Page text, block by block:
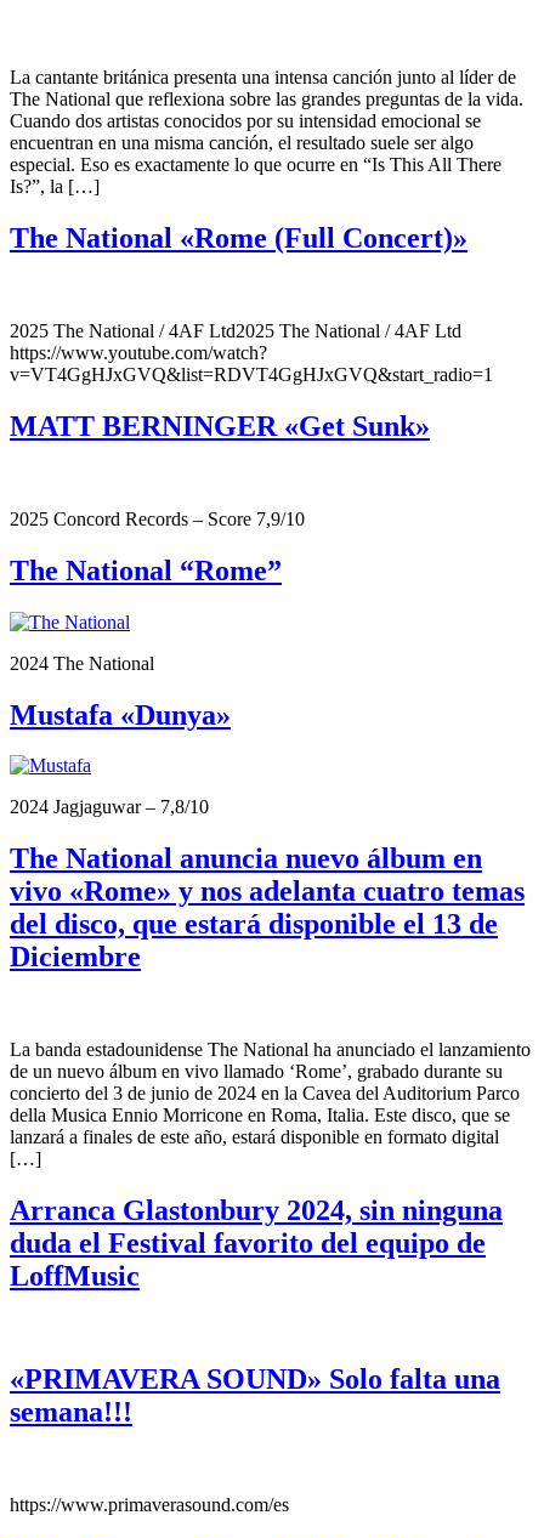
La cantante británica presenta una intensa canción junto al líder de
The National que reflexiona sobre las grandes preguntas de la vida.
Cuando dos artistas conocidos por su intensidad emocional se
encuentran en una misma canción, el resultado suele ser algo
especial. Eso es exactamente lo que ocurre en “Is This All There
Is?”, la […]
The National «Rome (Full Concert)»
2025 The National / 4AF Ltd2025 The National / 4AF Ltd
https://www.youtube.com/watch?
v=VT4GgHJxGVQ&list=RDVT4GgHJxGVQ&start_radio=1
MATT BERNINGER «Get Sunk»
2025 Concord Records – Score 7,9/10
The National “Rome”
2024 The National
Mustafa «Dunya»
2024 Jagjaguwar – 7,8/10
The National anuncia nuevo álbum en
vivo «Rome» y nos adelanta cuatro temas
del disco, que estará disponible el 13 de
Diciembre
La banda estadounidense The National ha anunciado el lanzamiento
de un nuevo álbum en vivo llamado ‘Rome’, grabado durante su
concierto del 3 de junio de 2024 en la Cavea del Auditorium Parco
della Musica Ennio Morricone en Roma, Italia. Este disco, que se
lanzará a finales de este año, estará disponible en formato digital
[…]
Arranca Glastonbury 2024, sin ninguna
duda el Festival favorito del equipo de
LoffMusic
«PRIMAVERA SOUND» Solo falta una
semana!!!
https://www.primaverasound.com/es